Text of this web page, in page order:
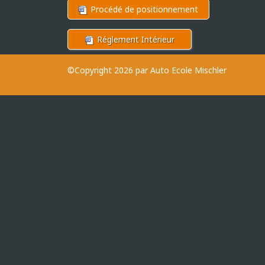
Procédé de positionnement
Réglement Intérieur
©Copyright 2026 par Auto Ecole Mischler